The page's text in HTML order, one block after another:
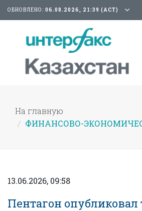
ОБНОВЛЕНО: 06.08.2026, 21:39 (АСТ)
На главную
ФИНАНСОВО-
13.06.2026, 09:58
Пентагон опубликовал